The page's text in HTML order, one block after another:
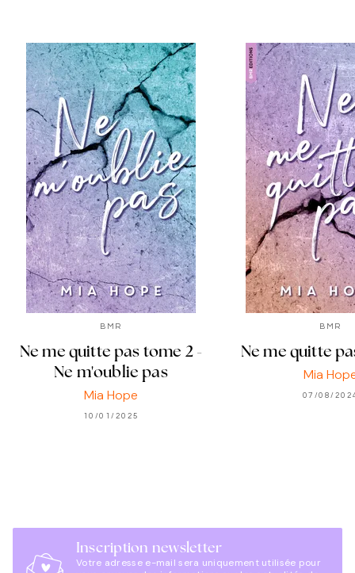
BMR
Ne me quitte pas tome 2 -
Ne m'oublie pas
Mia Hope
10/01/2025
BMR
Ne me quitte
Mia
07/08/
Inscription newsletter
Votre adresse e-mail sera uniquement utilisée pour